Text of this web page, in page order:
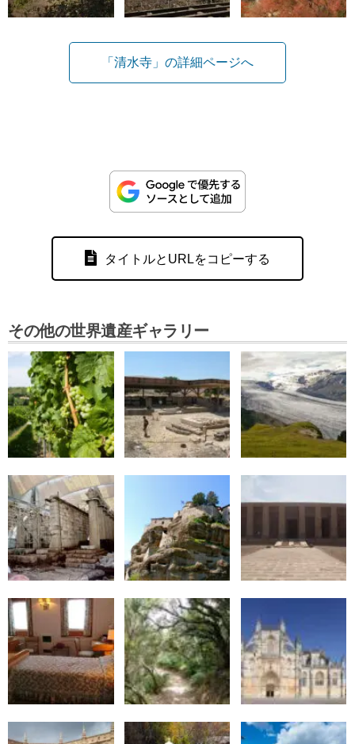
「清水寺」の詳細ページへ
タイトルとURLをコピーする
その他の世界遺産ギャラリー